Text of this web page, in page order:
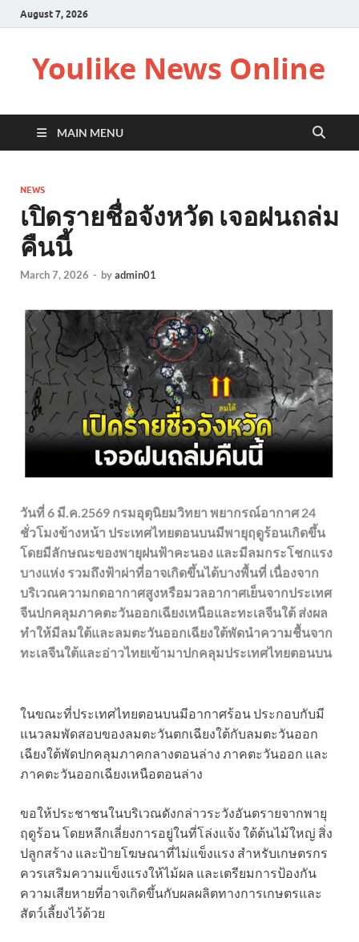
August 7, 2026
Youlike News Online
MAIN MENU
NEWS
เปิดรายชื่อจังหวัด เจอฝนถล่ม
คืนนี้
March 7, 2026 - byadmin01
วันที่ 6 มี.ค.2569 กรมอุตุนิยมวิทยา พยากรณ์อากาศ 24
ชั่วโมงข้างหน้า ประเทศไทยตอนบนมีพายุฤดูร้อนเกิดขึ้น
โดยมีลักษณะของพายุฝนฟ้าคะนอง และมีลมกระโชกแรง
บางแห่ง รวมถึงฟ้าผ่าที่อาจเกิดขึ้นได้บางพื้นที่ เนื่องจาก
บริเวณความกดอากาศสูงหรือมวลอากาศเย็นจากประเทศ
จีนปกคลุมภาคตะวันออกเฉียงเหนือและทะเลจีนใต้ ส่งผล
ทำให้มีลมใต้และลมตะวันออกเฉียงใต้พัดนำความชื้นจาก
ทะเลจีนใต้และอ่าวไทยเข้ามาปกคลุมประเทศไทยตอนบน
ในขณะที่ประเทศไทยตอนบนมีอากาศร้อน ประกอบกับมี
แนวลมพัดสอบของลมตะวันตกเฉียงใต้กับลมตะวันออก
เฉียงใต้พัดปกคลุมภาคกลางตอนล่าง ภาคตะวันออก และ
ภาคตะวันออกเฉียงเหนือตอนล่าง
ขอให้ประชาชนในบริเวณดังกล่าวระวังอันตรายจากพายุ
ฤดูร้อน โดยหลีกเลี่ยงการอยู่ในที่โล่งแจ้ง ใต้ต้นไม้ใหญ่ สิ่ง
ปลูกสร้าง และป้ายโฆษณาที่ไม่แข็งแรง สำหรับเกษตรกร
ควรเสริมความแข็งแรงให้ไม้ผล และเตรียมการป้องกัน
ความเสียหายที่อาจเกิดขึ้นกับผลผลิตทางการเกษตรและ
สัตว์เลี้ยงไว้ด้วย